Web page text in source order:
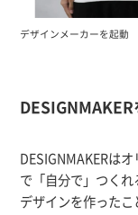
デザインメーカーを起動
DESIGNMAKERは
で「自分で」つくれ
デザインを作った